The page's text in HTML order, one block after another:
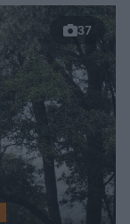
37